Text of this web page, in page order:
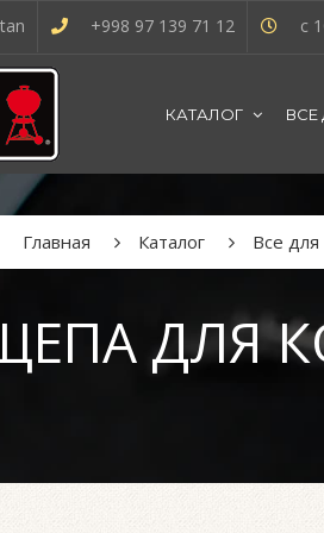
+998 97 139 71 12 с
КАТАЛОГ
ДЛЯ
Главная Каталог Все для